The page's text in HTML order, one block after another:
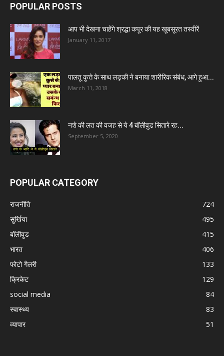
POPULAR POSTS
आप भी देखना चाहेंगे श्रद्धा कपूर की यह खूबसूरत तस्वीरें
January 11, 2017
पालतू कुत्ते के साथ लड़की ने बनाया शारीरिक संबंध, आगे हुआ...
March 11, 2018
नशे की लत की वजह से ये 4 बॉलीवुड सितारे रह...
September 5, 2020
POPULAR CATEGORY
राजनीति
724
सुर्खिया
495
बॉलीवुड
415
भारत
406
फोटो गैलरी
133
क्रिकेट
129
social media
84
स्वास्थ्य
83
व्यापार
51